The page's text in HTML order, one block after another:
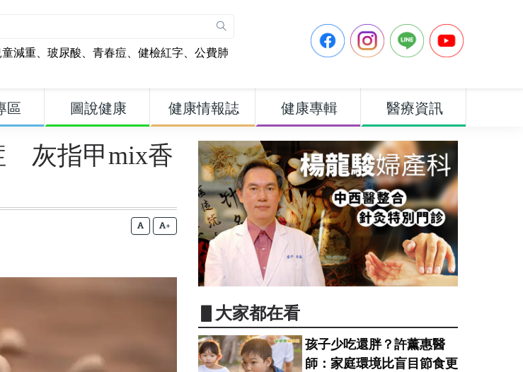
童減重、 玻尿酸、 青春痘、 健檢紅字、 公費肺
區 圖說健康 健康情報誌 健康專輯 醫療資訊
灰指甲mix香
+
▋大家都在看
孩子少吃還胖？許薰惠醫
師：家庭環境比盲目節食更